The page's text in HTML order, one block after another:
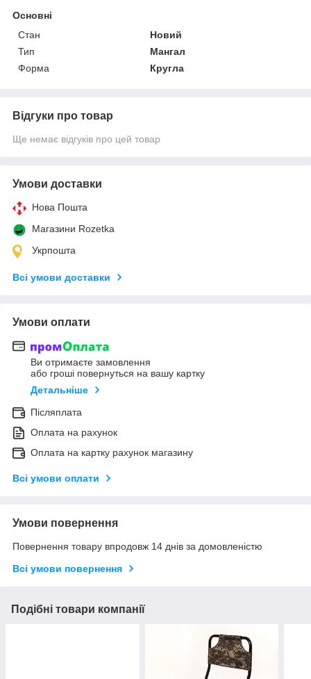
Основні
Стан
Новий
Тип
Мангал
Форма
Кругла
Відгуки про товар
Ще немає відгуків про цей товар
Умови доставки
Нова Пошта
Магазини Rozetka
Укрпошта
Всі умови доставки
Умови оплати
Ви отримаєте замовлення
або гроші повернуться на вашу картку
Детальніше
Післяплата
Оплата на рахунок
Оплата на картку рахунок магазину
Всі умови оплати
Умови повернення
Повернення товару впродовж 14 днів за домовленістю
Всі умови повернення
Подібні товари компанії